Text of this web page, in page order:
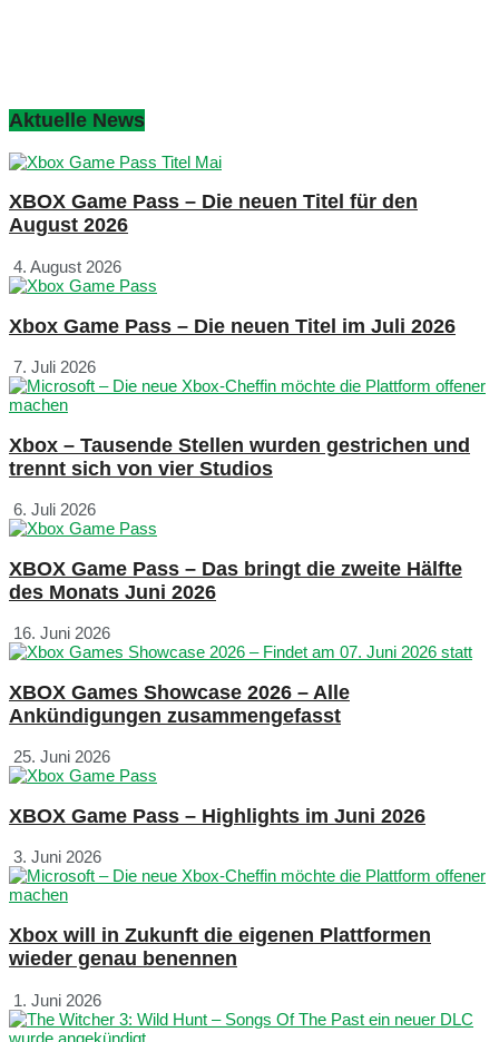
Aktuelle News
XBOX Game Pass – Die neuen Titel für den
August 2026
4. August 2026
Xbox Game Pass – Die neuen Titel im Juli 2026
7. Juli 2026
Xbox – Tausende Stellen wurden gestrichen und
trennt sich von vier Studios
6. Juli 2026
XBOX Game Pass – Das bringt die zweite Hälfte
des Monats Juni 2026
16. Juni 2026
XBOX Games Showcase 2026 – Alle
Ankündigungen zusammengefasst
25. Juni 2026
XBOX Game Pass – Highlights im Juni 2026
3. Juni 2026
Xbox will in Zukunft die eigenen Plattformen
wieder genau benennen
1. Juni 2026